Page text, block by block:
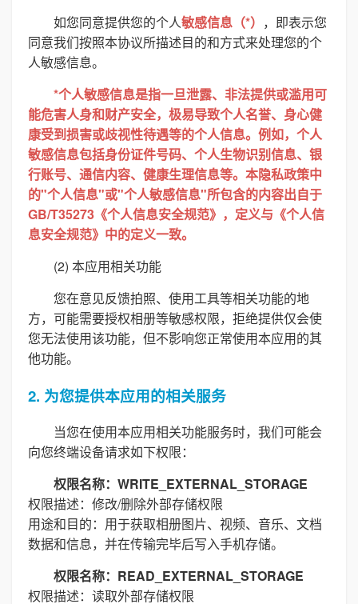
如您同意提供您的个人敏感信息（*） ，即表示您
同意我们按照本协议所描述目的和方式来处理您的个
人敏感信息。
*个人敏感信息是指一旦泄露、非法提供或滥用可
能危害人身和财产安全，极易导致个人名誉、身心健
康受到损害或歧视性待遇等的个人信息。例如，个人
敏感信息包括身份证件号码、个人生物识别信息、银
行账号、通信内容、健康生理信息等。本隐私政策中
的"个人信息"或"个人敏感信息"所包含的内容出自于
GB/T35273《个人信息安全规范》，定义与《个人信
息安全规范》中的定义一致。
(2) 本应用相关功能
您在意见反馈拍照、使用工具等相关功能的地
方，可能需要授权相册等敏感权限，拒绝提供仅会使
您无法使用该功能，但不影响您正常使用本应用的其
他功能。
2. 为您提供本应用的相关服务
当您在使用本应用相关功能服务时，我们可能会
向您终端设备请求如下权限：
权限名称：WRITE_EXTERNAL_STORAGE
权限描述：修改/删除外部存储权限
用途和目的：用于获取相册图片、视频、音乐、文档
数据和信息，并在传输完毕后写入手机存储。
权限名称：READ_EXTERNAL_STORAGE
权限描述：读取外部存储权限